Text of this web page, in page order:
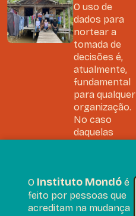
O uso de
dados para
nortear a
tomada de
decisões é,
atualmente,
fundamental
para qualquer
organização.
No caso
daquelas
Leia na
O Instituto Mondó é
feito por pessoas que
acreditam na mudança